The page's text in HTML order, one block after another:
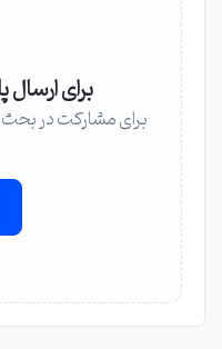
برای ارسال
برای مشارکت در بحث لازم